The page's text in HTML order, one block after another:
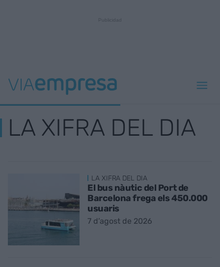
LA XIFRA DEL DIA
LA XIFRA DEL DIA
El bus nàutic del Port de
Barcelona frega els 450.000
usuaris
7 d’agost de 2026